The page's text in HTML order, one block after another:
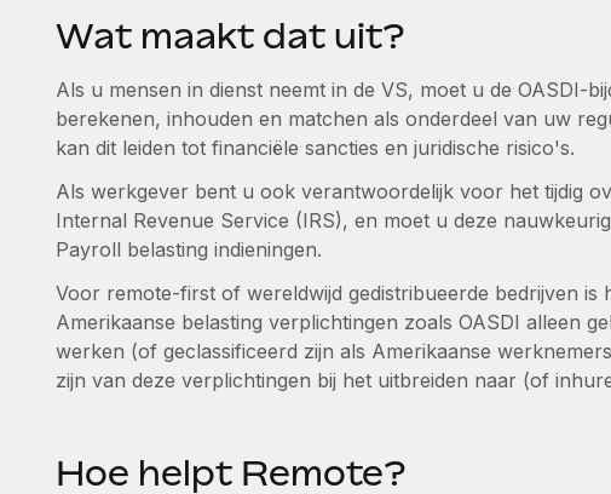
Wat maakt dat uit?
Als u mensen in dienst neemt in de VS, moet u de OASDI-
berekenen, inhouden en matchen als onderdeel van uw
kan dit leiden tot financiële sancties en juridische risico's.
Als werkgever bent u ook verantwoordelijk voor het tijdig
Internal Revenue Service (IRS), en moet u deze
Payroll belasting indieningen.
Voor remote-first of wereldwijd gedistribueerde bedrijven is
Amerikaanse belasting verplichtingen zoals OASDI alleen
werken (of geclassificeerd zijn als Amerikaanse
zijn van deze verplichtingen bij het uitbreiden naar (of
Hoe helpt Remote?